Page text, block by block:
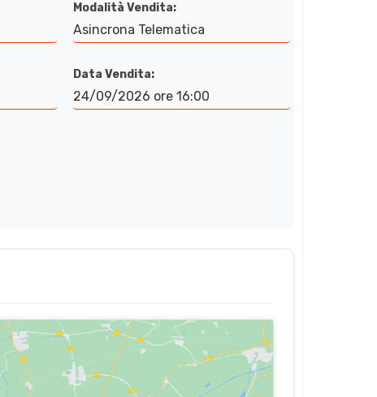
Modalità Vendita:
Asincrona Telematica
Data Vendita:
24/09/2026 ore 16:00